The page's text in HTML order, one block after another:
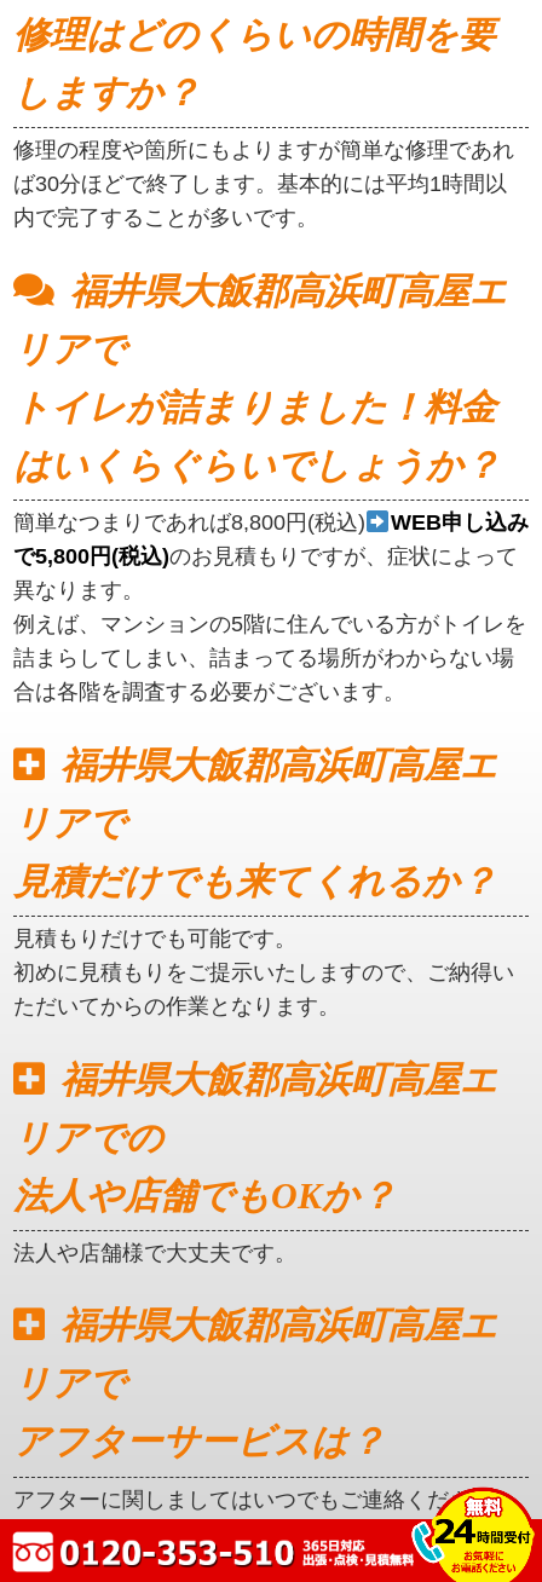
修理はどのくらいの時間を要
しますか？
修理の程度や箇所にもよりますが簡単な修理であれ
ば30分ほどで終了します。基本的には平均1時間以
内で完了することが多いです。
福井県大飯郡高浜町高屋エ
リアで
トイレが詰まりました！料金
はいくらぐらいでしょうか？
簡単なつまりであれば8,800円(税込)
WEB申し込み
で5,800円(税込)のお見積もりですが、症状によって
異なります。
例えば、マンションの5階に住んでいる方がトイレを
詰まらしてしまい、詰まってる場所がわからない場
合は各階を調査する必要がございます。
福井県大飯郡高浜町高屋エ
リアで
見積だけでも来てくれるか？
見積もりだけでも可能です。
初めに見積もりをご提示いたしますので、ご納得い
ただいてからの作業となります。
福井県大飯郡高浜町高屋エ
リアでの
法人や店舗でもOKか？
法人や店舗様で大丈夫です。
福井県大飯郡高浜町高屋エ
リアで
アフターサービスは？
アフターに関しましてはいつでもご連絡ください。
クレカ対応はしているか？